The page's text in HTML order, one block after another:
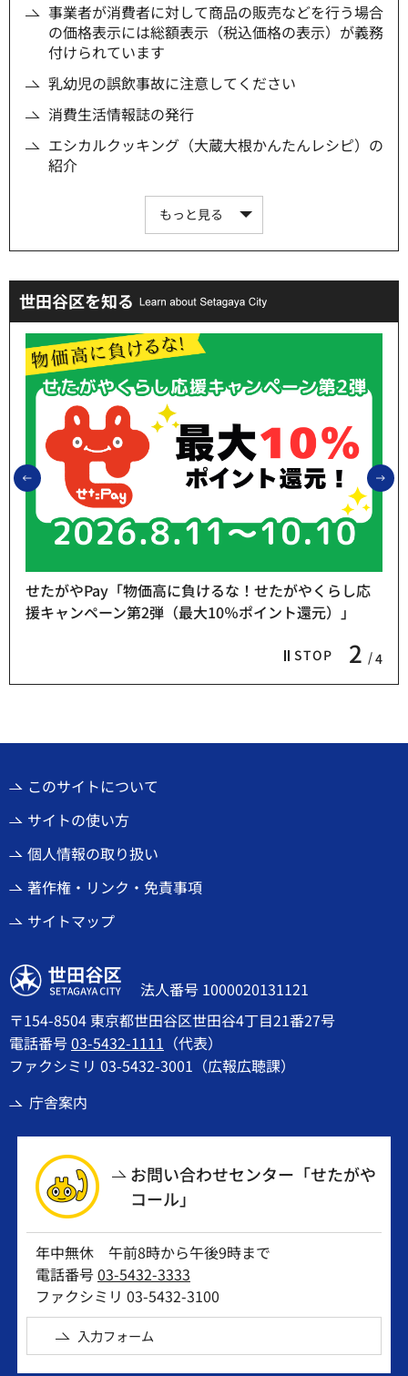
事業者が消費者に対して商品の販売などを行う場合
の価格表示には総額表示（税込価格の表示）が義務
付けられています
乳幼児の誤飲事故に注意してください
消費生活情報誌の発行
エシカルクッキング（大蔵大根かんたんレシピ）の
紹介
もっと見る
世田谷区を知る
前のスライドを表示
STOP 2 4
せたがやPay「物価高に負けるな！せたがやくらし応
援キャンペーン第2弾（最大10％ポイント還元）」
このサイトについて
サイトの使い方
個人情報の取り扱い
著作権・リンク・免責事項
サイトマップ
世田谷区
法人番号 1000020131121
〒154-8504 東京都世田谷区世田谷4丁目21番27号
電話番号03-5432-1111 （代表）
ファクシミリ 03-5432-3001（広報広聴課）
庁舎案内
お問い合わせセンター「せたがや
コール」
年中無休 午前8時から午後9時まで
電話番号03-5432-3333
ファクシミリ 03-5432-3100
入力フォーム